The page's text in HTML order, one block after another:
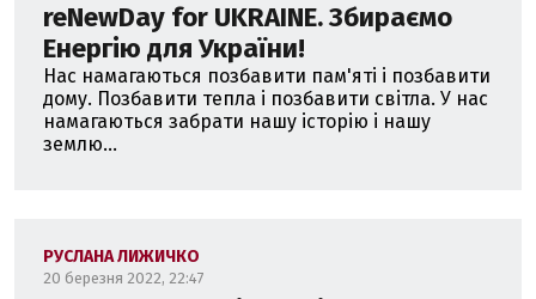
reNewDay for UKRAINE. Збираємо
Енергію для України!
Нас намагаються позбавити пам'яті і позбавити
дому. Позбавити тепла і позбавити світла. У нас
намагаються забрати нашу історію і нашу
землю...
РУСЛАНА ЛИЖИЧКО
20 березня 2022, 22:47